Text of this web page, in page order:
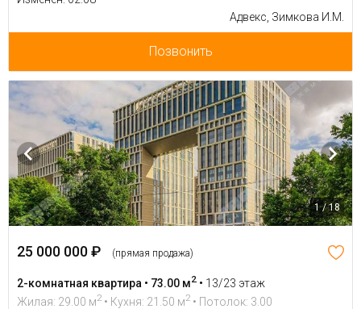
Адвекс, Зимкова И.М.
Позвонить
1 / 18
25 000 000 ₽ (прямая продажа)
2-комнатная квартира • 73.00 м2 • 13/23 этаж
Жилая: 29.00 м2 • Кухня: 21.50 м2 • Потолок: 3.00